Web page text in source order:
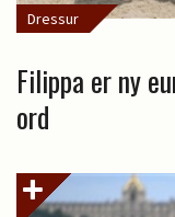
Dressur
Filippa er ny
ord